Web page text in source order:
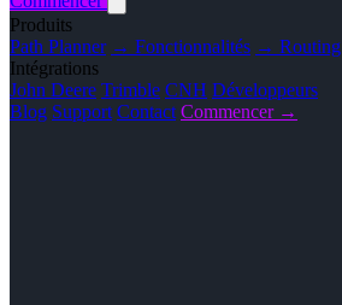
Produits
Path Planner → Fonctionnalités → Routing
Intégrations
John Deere Trimble CNH Développeurs
Blog Support Contact Commencer →